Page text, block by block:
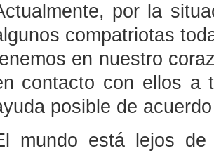
por la
compatriotas
en nuestro
contacto con ellos a
posible de
mundo está lejos